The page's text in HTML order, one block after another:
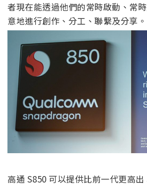
者現在能透過他們的常時啟動、常
意地進行創作、分工、聯繫及分享。
高通 S850 可以提供比前一代更高